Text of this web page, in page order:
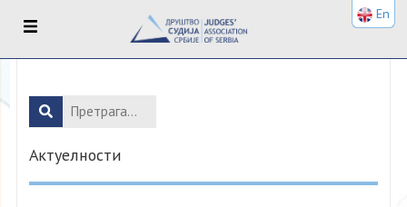
Актуелности
En